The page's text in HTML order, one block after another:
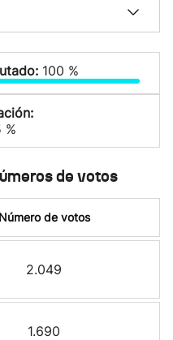
100 %
%
de votos
Número de votos
2.049
1.690